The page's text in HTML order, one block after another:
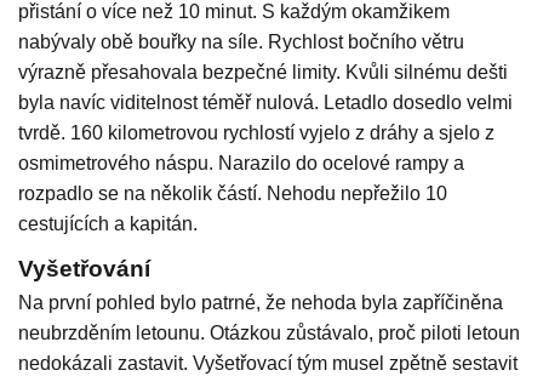
přistání o více než 10 minut. S každým okamžikem
nabývaly obě bouřky na síle. Rychlost bočního větru
výrazně přesahovala bezpečné limity. Kvůli silnému dešti
byla navíc viditelnost téměř nulová. Letadlo dosedlo velmi
tvrdě. 160 kilometrovou rychlostí vyjelo z dráhy a sjelo z
osmimetrového náspu. Narazilo do ocelové rampy a
rozpadlo se na několik částí. Nehodu nepřežilo 10
cestujících a kapitán.
Vyšetřování
Na první pohled bylo patrné, že nehoda byla zapříčiněna
neubrzděním letounu. Otázkou zůstávalo, proč piloti letoun
nedokázali zastavit. Vyšetřovací tým musel zpětně sestavit